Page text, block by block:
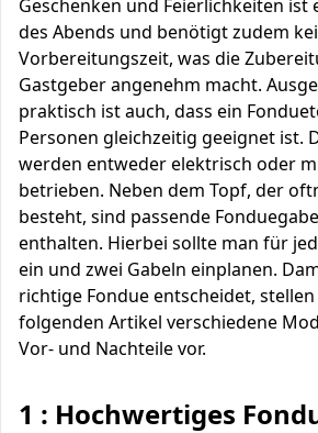
Geschenken und Feierlichkeiten ist
des Abends und benötigt zudem
Vorbereitungszeit, was die
Gastgeber angenehm macht.
praktisch ist auch, dass ein
Personen gleichzeitig geeignet ist.
werden entweder elektrisch oder
betrieben. Neben dem Topf, der
besteht, sind passende
enthalten. Hierbei sollte man für
ein und zwei Gabeln einplanen.
richtige Fondue entscheidet,
folgenden Artikel verschiedene
Vor- und Nachteile vor.
1 : Hochwertiges